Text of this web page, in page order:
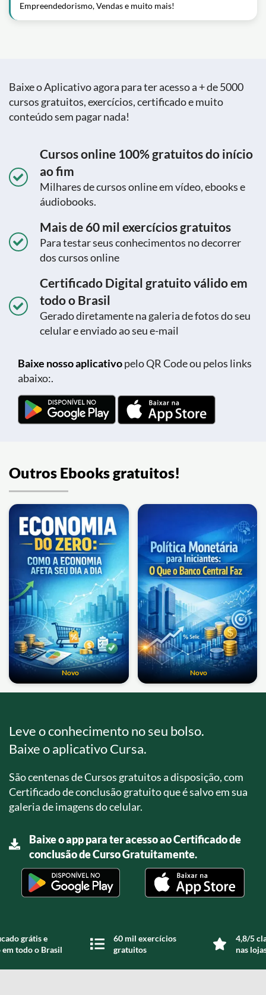
Empreendedorismo, Vendas e muito mais!
Baixe o Aplicativo agora para ter acesso a + de 5000
cursos gratuitos, exercícios, certificado e muito
conteúdo sem pagar nada!
Cursos online 100% gratuitos do início
ao fim
Milhares de cursos online em vídeo, ebooks e
áudiobooks.
Mais de 60 mil exercícios gratuitos
Para testar seus conhecimentos no decorrer
dos cursos online
Certificado Digital gratuito válido em
todo o Brasil
Gerado diretamente na galeria de fotos do seu
celular e enviado ao seu e-mail
Baixe nosso aplicativopelo QR Code ou pelos links
abaixo:.
Outros Ebooks gratuitos!
Novo Novo
Leve o conhecimento no seu bolso.
Baixe o aplicativo Cursa.
São centenas de Cursos gratuitos a disposição, com
Certificado de conclusão gratuito que é salvo em sua
galeria de imagens do celular.
Baixe o app para ter acesso ao Certificado de
conclusão de Curso Gratuitamente.
grátis e
todo o Brasil
60 mil exercícios
gratuitos
4,8/5
nas